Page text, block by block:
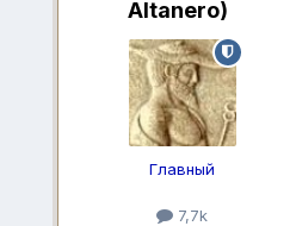
Altanero)
Главный
7,7k